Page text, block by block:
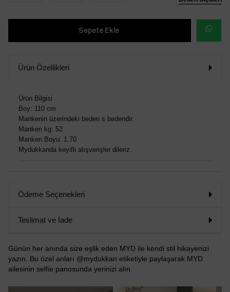
SİPARİŞ
Ürün Özellikleri
Ürün Bilgisi
Boy: 110 cm
Mankenin üzerindeki beden s bedendir.
Manken kg: 52
Manken Boyu: 1.70
Mydukkanda keyifli alışverişler dileriz.
Ödeme Seçenekleri
Teslimat ve İade
Günün her anında size eşlik eden MYD ile kendi stil hikayenizi
yazın. Bu özel anları @mydukkan etiketiyle paylaşarak MYD
ailesinin selfie panosunda yerinizi alın.